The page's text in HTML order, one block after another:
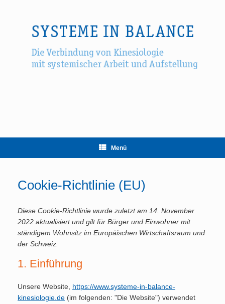
Menü
Cookie-Richtlinie (EU)
Diese Cookie-Richtlinie wurde zuletzt am 14. November
2022 aktualisiert und gilt für Bürger und Einwohner mit
ständigem Wohnsitz im Europäischen Wirtschaftsraum und
der Schweiz.
1. Einführung
Unsere Website, https://www.systeme-in-balance-
kinesiologie.de (im folgenden: "Die Website") verwendet